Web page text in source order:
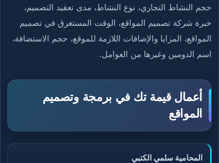
حجم النشاط التجاري، نوع النشاط، مدى تعقيد التصميم،
خبرة شركة تصميم المواقع، الوقت المستغرق في تصميم
المواقع، المزايا والإضافات اللازمة للموقع، حجم الاستضافة،
اسم الدومين وغيرها من العوامل.
أعمال قيمة تك في برمجة وتصميم
المواقع
المحامية سلمي الكتبي